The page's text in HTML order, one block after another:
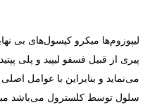
لیپوزوم‌ها میکرو کپسول‌های بی
پیری از قبیل فسفو لیپید و پلی
می‌نماید و بنابراین با عوامل
سلول توسط کلسترول می‌باشد